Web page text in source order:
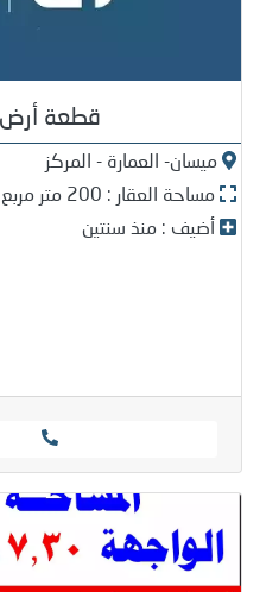
قطعة أرض
ميسان- العمارة - المركز
مساحة العقار : 200 متر مربع
أضيف : منذ سنتين